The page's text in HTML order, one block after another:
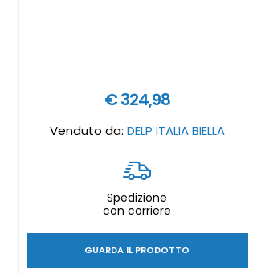
€ 324,98
Venduto da: DELP ITALIA BIELLA
Spedizione
con corriere
GUARDA IL PRODOTTO